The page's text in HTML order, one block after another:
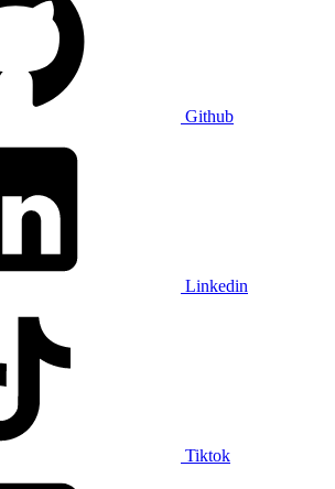
Github
Linkedin
Tiktok